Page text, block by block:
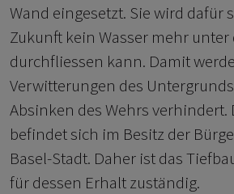
Wand eingesetzt. Sie wird dafür
Zukunft kein Wasser mehr unter
durchfliessen kann. Damit
Verwitterungen des
Absinken des Wehrs verhindert.
befindet sich im Besitz der
Basel-Stadt. Daher ist das
für dessen Erhalt zuständig.